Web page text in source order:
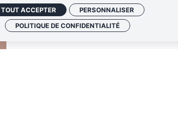
TOUT ACCEPTER
PERSONNALISER
POLITIQUE DE CONFIDENTIALITÉ
des masterclasses